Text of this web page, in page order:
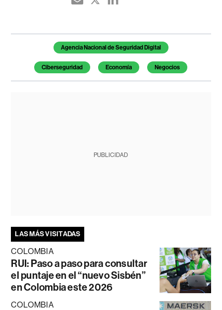
Temas de este artículoAgencia Nacional de Seguridad Digital
Ciberseguridad Economía Negocios
PUBLICIDAD
LAS MÁS VISITADAS
COLOMBIA
RUI: Paso a paso para consultar
el puntaje en el “nuevo Sisbén”
en Colombia este 2026
COLOMBIA